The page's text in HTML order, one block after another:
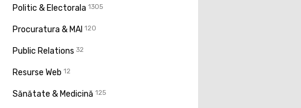
Politic & Electorala 1305
Procuratura & MAI 120
Public Relations 32
Resurse Web 12
Sănătate & Medicină 125